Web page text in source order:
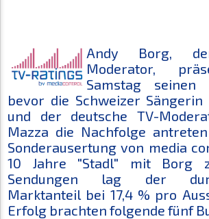
Andy Borg,
Moderator,
Samstag seinen
bevor die Schweizer Sängerin
und der deutsche TV-
Mazza die Nachfolge
Sonderausertung von media
10 Jahre "Stadl" mit Borg
Sendungen lag der
Marktanteil bei 17,4 % pro
Erfolg brachten folgende fünf